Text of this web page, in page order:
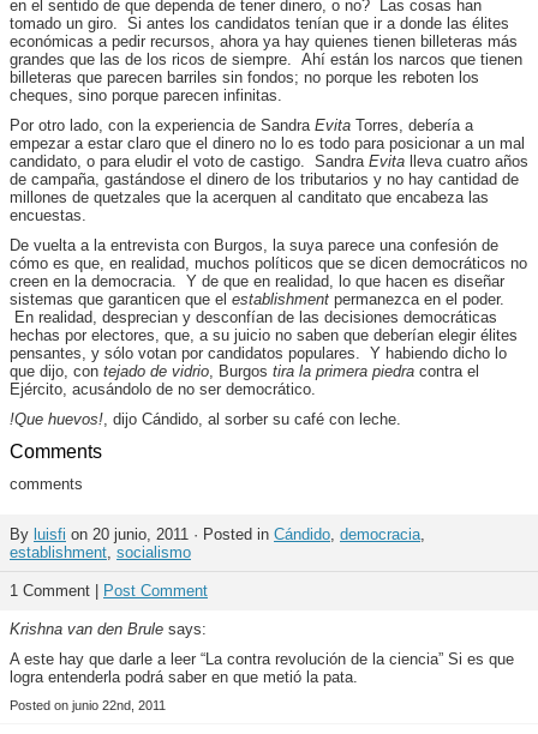
en el sentido de que dependa de tener dinero, o no? Las cosas han
tomado un giro. Si antes los candidatos tenían que ir a donde las élites
económicas a pedir recursos, ahora ya hay quienes tienen billeteras más
grandes que las de los ricos de siempre. Ahí están los narcos que tienen
billeteras que parecen barriles sin fondos; no porque les reboten los
cheques, sino porque parecen infinitas.
Por otro lado, con la experiencia de Sandra Evita Torres, debería a
empezar a estar claro que el dinero no lo es todo para posicionar a un mal
candidato, o para eludir el voto de castigo. Sandra Evita
lleva cuatro años
de campaña, gastándose el dinero de los tributarios y no hay cantidad de
millones de quetzales que la acerquen al canditato que encabeza las
encuestas.
De vuelta a la entrevista con Burgos, la suya parece una confesión de
cómo es que, en realidad, muchos políticos que se dicen democráticos no
creen en la democracia. Y de que en realidad, lo que hacen es diseñar
sistemas que garanticen que el establishment permanezca en el poder.
En realidad, desprecian y desconfían de las decisiones democráticas
hechas por electores, que, a su juicio no saben que deberían elegir élites
pensantes, y sólo votan por candidatos populares. Y habiendo dicho lo
que dijo, con tejado de vidrio, Burgos tira la primera piedra contra el
Ejército, acusándolo de no ser democrático.
!Que huevos!, dijo Cándido, al sorber su café con leche.
Comments
comments
By luisfi on 20 junio, 2011 · Posted in Cándido, democracia,
establishment, socialismo
1 Comment | Post Comment
Krishna van den Brule says:
A este hay que darle a leer “La contra revolución de la ciencia” Si es que
logra entenderla podrá saber en que metió la pata.
Posted on junio 22nd, 2011